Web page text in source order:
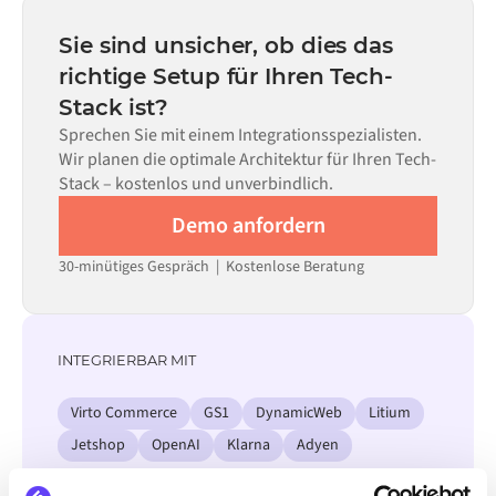
allein nicht ausreicht.
statt Monaten einsatzbereit, abhängig von der
Komplexität des Data Mappings, der Anzahl der
erforderlichen Datenflüsse und Ihrem internen
Prüfprozess. Vorgefertigte Konnektoren für viele
Systeme sind im Alumio Marketplace verfügbar, was die
Einrichtungszeit erheblich verkürzt.
Sie sind unsicher, ob dies das
richtige Setup für Ihren Tech-
Stack ist?
Sprechen Sie mit einem Integrationsspezialisten.
Wir planen die optimale Architektur für Ihren Tech-
Stack – kostenlos und unverbindlich.
Demo anfordern
30-minütiges Gespräch | Kostenlose Beratung
INTEGRIERBAR MIT
Virto Commerce GS1 DynamicWeb
Litium
Jetshop
OpenAI Klarna Adyen